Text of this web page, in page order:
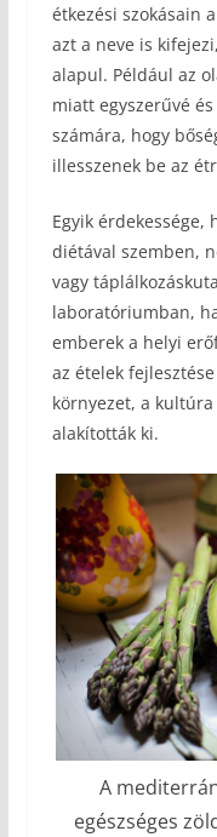
étkezési szokásain
azt a neve is
alapul. Például az
miatt egyszerűvé
számára, hogy
illesszenek be az
Egyik érdekessége,
diétával szemben,
vagy
laboratóriumban,
emberek a helyi
az ételek
környezet, a
alakították ki.
A
egészséges